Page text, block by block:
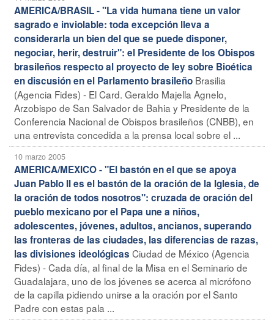
AMERICA/BRASIL - "La vida humana tiene un valor
sagrado e inviolable: toda excepción lleva a
considerarla un bien del que se puede disponer,
negociar, herir, destruir": el Presidente de los Obispos
brasileños respecto al proyecto de ley sobre Bioética
en discusión en el Parlamento brasileño Brasilia
(Agencia Fides) - El Card. Geraldo Majella Agnelo,
Arzobispo de San Salvador de Bahia y Presidente de la
Conferencia Nacional de Obispos brasileños (CNBB), en
una entrevista concedida a la prensa local sobre el ...
10 marzo 2005
AMERICA/MEXICO - "El bastón en el que se apoya
Juan Pablo II es el bastón de la oración de la Iglesia, de
la oración de todos nosotros": cruzada de oración del
pueblo mexicano por el Papa une a niños,
adolescentes, jóvenes, adultos, ancianos, superando
las fronteras de las ciudades, las diferencias de razas,
las divisiones ideológicas Ciudad de México (Agencia
Fides) - Cada día, al final de la Misa en el Seminario de
Guadalajara, uno de los jóvenes se acerca al micrófono
de la capilla pidiendo unirse a la oración por el Santo
Padre con estas pala ...